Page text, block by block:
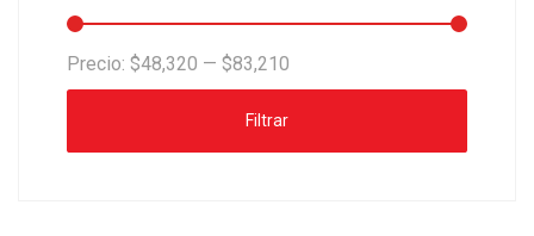
Filtrar
Precio: $48,320 — $83,210